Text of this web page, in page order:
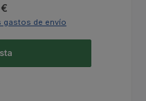
normal:
gastos de envío